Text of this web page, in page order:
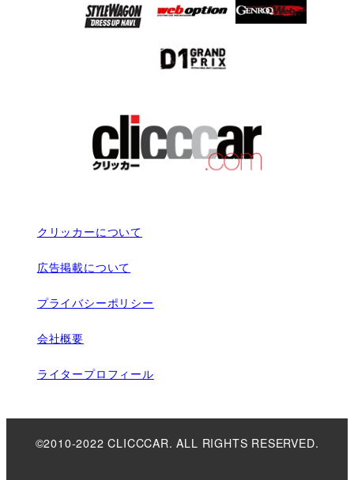
クリッカーについて
広告掲載について
プライバシーポリシー
会社概要
ライタープロフィール
©2010-2022 CLICCCAR. ALL RIGHTS RESERVED.